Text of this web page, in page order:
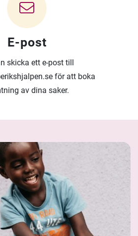
E-post
skicka ett e-post till
för att boka
av dina saker.